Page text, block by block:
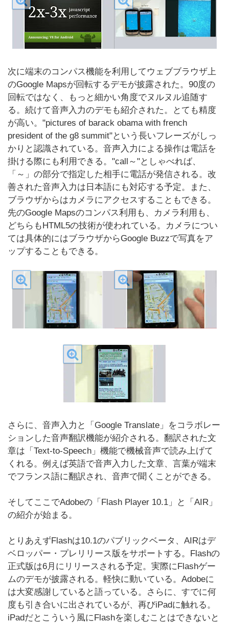
次に端末のコンパス機能を利用してウェブブラウザ上
のGoogle Mapsが回転するデモが披露された。90度の
回転ではなく、もっと細かい角度でヌルヌル追随す
る。続けて音声入力のデモも紹介された。とても精度
が高い。"pictures of barack obama with french
president of the g8 summit"という長いフレーズがしっ
かりと認識されている。音声入力による操作は電話を
掛ける際にも利用できる。"call～"としゃべれば、
「～」の部分で指定した相手に電話が発信される。改
善された音声入力は日本語にも対応する予定。また、
ブラウザからはカメラにアクセスすることもできる。
先のGoogle Mapsのコンパス利用も、カメラ利用も、
どちらもHTML5の技術が使われている。カメラについ
ては具体的にはブラウザからGoogle Buzzで写真をア
ップすることもできる。
さらに、音声入力と「Google Translate」をコラボレー
ションした音声翻訳機能が紹介される。翻訳された文
章は「Text-to-Speech」機能で機械音声で読み上げて
くれる。例えば英語で音声入力した文章、言葉が端末
でフランス語に翻訳され、音声で聞くことができる。
そしてここでAdobeの「Flash Player 10.1」と「AIR」
の紹介が始まる。
とりあえずFlashは10.1のパブリックベータ、AIRはデ
ベロッパー・プレリリース版をサポートする。Flashの
正式版は6月にリリースされる予定。実際にFlashゲー
ムのデモが披露される。軽快に動いている。Adobeに
は大変感謝していると語っている。さらに、すでに何
度も引き合いに出されているが、再びiPadに触れる。
iPadだとこういう風にFlashを楽しむことはできないと